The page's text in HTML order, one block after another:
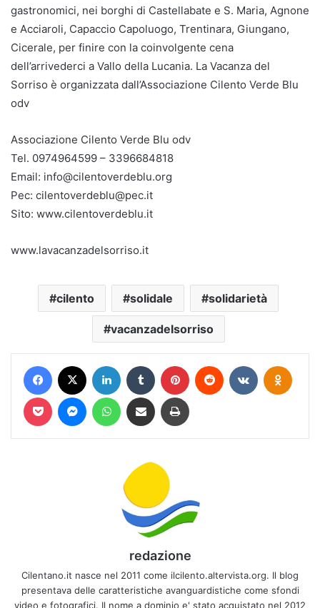
gastronomici, nei borghi di Castellabate e S. Maria, Agnone
e Acciaroli, Capaccio Capoluogo, Trentinara, Giungano,
Cicerale, per finire con la coinvolgente cena
dell’arrivederci a Vallo della Lucania. La Vacanza del
Sorriso è organizzata dall’Associazione Cilento Verde Blu
odv
Associazione Cilento Verde Blu odv
Tel. 0974964599 – 3396684818
Email: info@cilentoverdeblu.org
Pec: cilentoverdeblu@pec.it
Sito: www.cilentoverdeblu.it
www.lavacanzadelsorriso.it
cilento solidale solidarietà
vacanzadelsorriso
Facebook LinkedIn Tumblr Pinterest Reddit VKontakte
Pocket MessengerWhatsAppCondividi via mail Stampa
redazione
Cilentano.it nasce nel 2011 come ilcilento.altervista.org. Il blog
presentava delle caratteristiche avanguardistiche come sfondi
video e fotografici. Il nome a dominio e' stato acquistato nel 2012